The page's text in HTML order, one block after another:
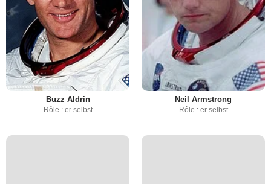
Buzz Aldrin
Rôle : er selbst
Neil Armstrong
Rôle : er selbst